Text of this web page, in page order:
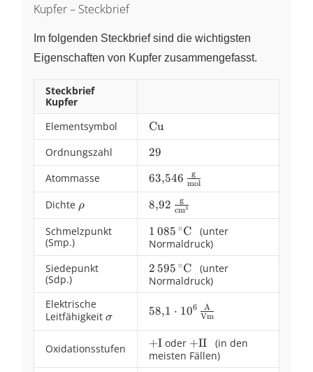
Kupfer – Steckbrief
Im folgenden Steckbrief sind die wichtigsten
Eigenschaften von Kupfer zusammengefasst.
Steckbrief
Kupfer
Elementsymbol
\ce{Cu}
Cu
Ordnungszahl 29
29
Atommasse
63{,}546 \,
\frac{\text{g}}
{\text{mol}}
63,546 mol
g
Dichte \rho
ρ
8{,}92 \,
\frac{\text{g}}
{\text{cm}^3}
8,92 cm3
g
Schmelzpunkt
(Smp.)
1\,085\,\pu{°C}~~
1 085 ∘C
(unter
Normaldruck)
Siedepunkt
(Sdp.)
2\,595\,\pu{°C}~~
2 595 ∘C
(unter
Normaldruck)
Elektrische
Leitfähigkeit \sigma
σ
58{,}1 \cdot
\frac{\text{A}}
{\text{Vm}}
58,1 ⋅ 106
Vm
A
Oxidationsstufen \text{+I}
+I oder \text{+II}~~
+II
(in den
meisten Fällen)